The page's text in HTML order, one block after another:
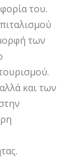
του.
των
και των